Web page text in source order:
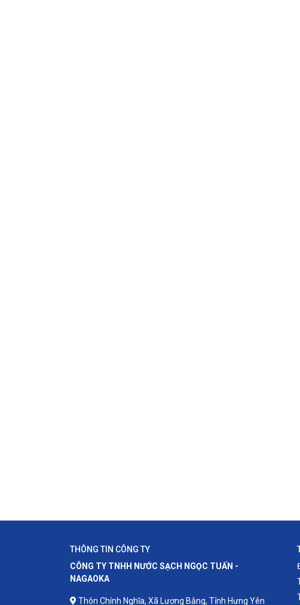
THÔNG TIN CÔNG TY
CÔNG TY TNHH NƯỚC SẠCH NGỌC TUẤN -
NAGAOKA
Thôn Chính Nghĩa, Xã Lương Bằng, Tỉnh Hưng Yên